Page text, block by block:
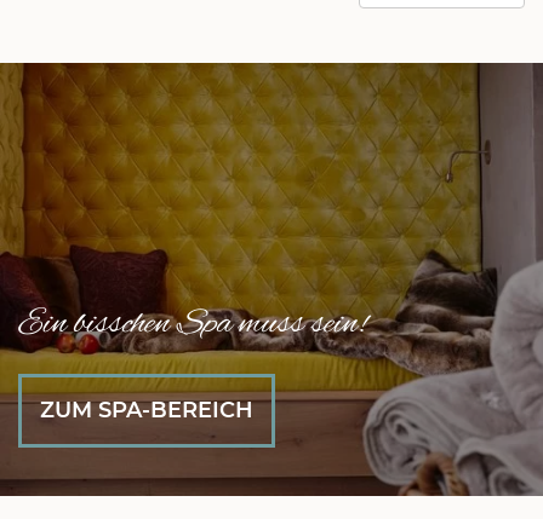
Ein bisschen Spa muss sein!
ZUM SPA-BEREICH